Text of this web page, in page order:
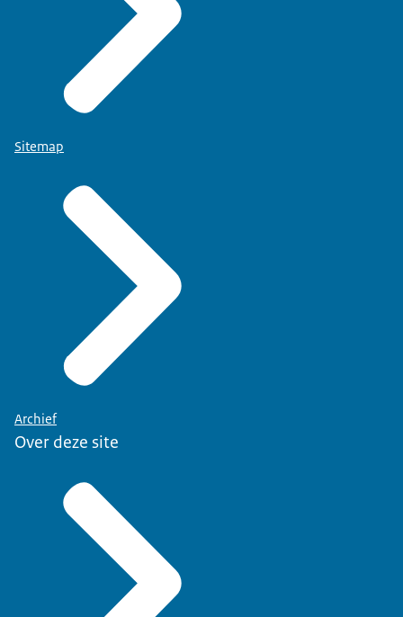
Sitemap
Archief
Over deze site